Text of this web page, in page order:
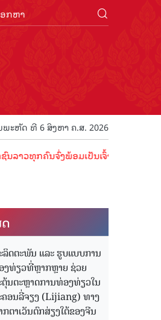
ະຫັດ ທີ 6 ສິງຫາ ຄ.ສ. 2026
ກຄົນຈົ່ງພ້ອມເປັນເຈົ້າພາບທີ່ດີ ຕ້ອນຮັບນັ
ລິດຕະພັນ ແລະ ຮູບແບບການ
ງທ່ຽວທີ່ຫຼາກຫຼາຍ ຊ່ວຍ
ນຕະຫຼາດການທ່ອງທ່ຽວໃນ
ອນລີ່ຈຽງ (Lijiang) ທາງ
ຕາເວັນຕົກສ່ຽງໃຕ້ຂອງຈີນ